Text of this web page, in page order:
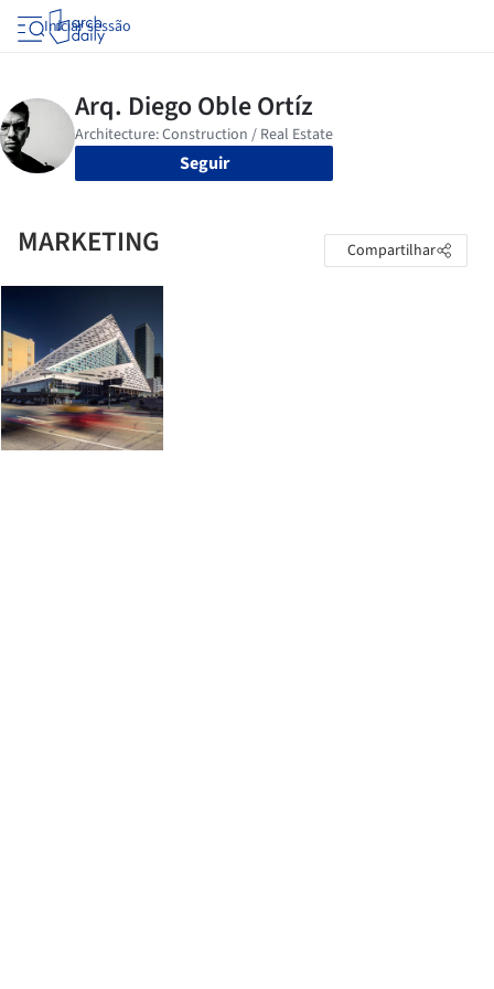
Iniciar sessão
Seguir
MARKETING Compartilhar